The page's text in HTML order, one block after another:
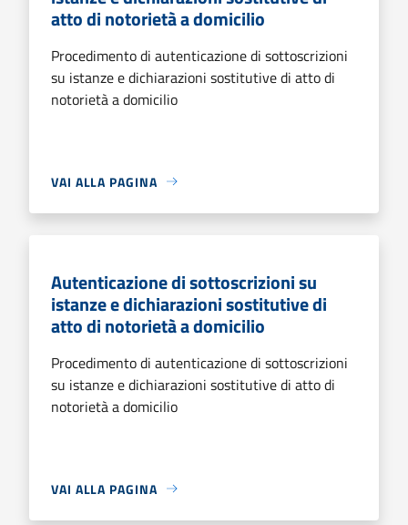
atto di notorietà a domicilio
Procedimento di autenticazione di sottoscrizioni
su istanze e dichiarazioni sostitutive di atto di
notorietà a domicilio
VAI ALLA PAGINA
Autenticazione di sottoscrizioni su
istanze e dichiarazioni sostitutive di
atto di notorietà a domicilio
Procedimento di autenticazione di sottoscrizioni
su istanze e dichiarazioni sostitutive di atto di
notorietà a domicilio
VAI ALLA PAGINA